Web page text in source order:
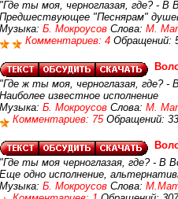
"Где ты моя, черноглазая, где? - В
Предшествующее "Песнярам"
Музыка: Б. Мокроусов Слова: М.
Комментариев: 4 Обращений:
"Где ж ты моя, черноглазая, где? -
Наиболее известное исполнение
Музыка: Б. Мокроусов Слова: М.
Комментариев: 75 Обращений:
"Где ты моя черноглазая, где? - В
Еще одно исполнение,
Музыка: Б. Мокроусов Слова: